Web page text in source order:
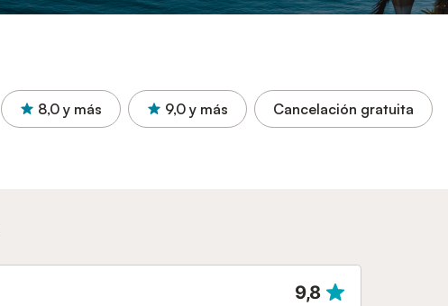
8,0 y más 9,0 y más Cancelación gratuita
9,8